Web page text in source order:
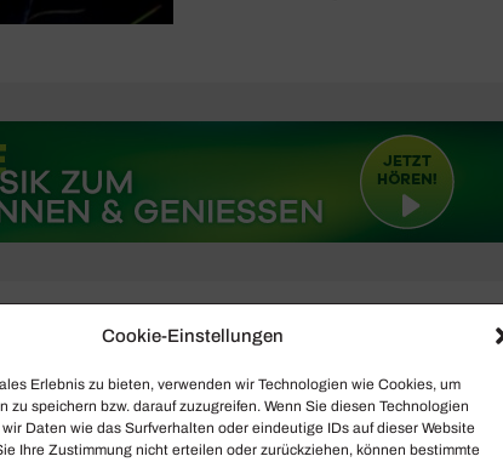
Cookie-Einstellungen
Erlebnis zu bieten, verwenden wir Technologien wie Cookies, um
zu speichern bzw. darauf zuzugreifen. Wenn Sie diesen Technologien
Daten wie das Surfverhalten oder eindeutige IDs auf dieser Website
Ihre Zustimmung nicht erteilen oder zurückziehen, können bestimmte
Berlin